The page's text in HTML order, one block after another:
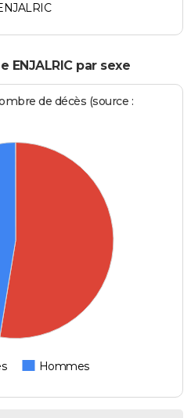
ENJALRIC par sexe
de décès (source :
Hommes